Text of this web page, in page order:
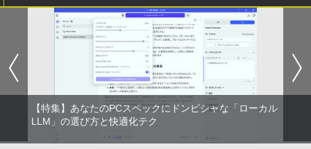
【特集】あなたのPCスペックにドンピシャな「ローカル
LLM」の選び方と快適化テク